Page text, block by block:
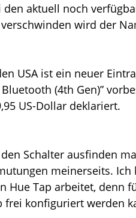
aktuell noch
wird der
USA ist ein neuer
(4th Gen)”
US-Dollar deklariert.
Schalter ausfinden
meinerseits.
Hue Tap arbeitet, denn
frei konfiguriert werden